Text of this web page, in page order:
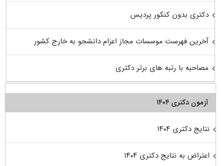
دکتری بدون کنکور پردیس
آخرین فهرست موسسات مجاز اعزام دانشجو به خارج کشور
مصاحبه با رتبه های برتر دکتری
آزمون دکتری ۱۴۰۴
نتایج دکتری ۱۴۰۴
اعتراض به نتایج دکتری ۱۴۰۴